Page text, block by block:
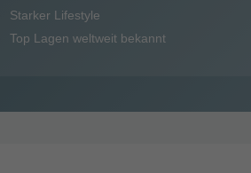
Starker Lifestyle
Top Lagen weltweit bekannt